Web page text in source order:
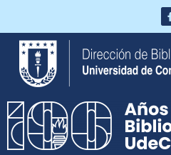
Saltar
contenido